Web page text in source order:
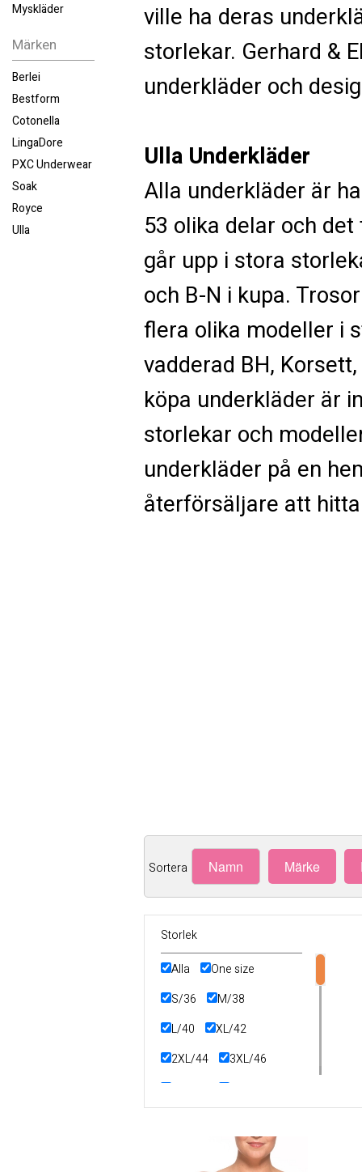
Myskläder
Märken
Berlei
Bestform
Cotonella
LingaDore
PXC Underwear
Soak
Royce
Ulla
ville ha deras
storlekar. Gerhard &
underkläder och
Ulla Underkläder
Alla underkläder är
53 olika delar och
går upp i stora
och B-N i kupa.
flera olika modeller i
vadderad BH,
köpa underkläder är
storlekar och
underkläder på en
återförsäljare att
Sortera Namn Märke
Storlek
Alla
One size
S/36
M/38
L/40
XL/42
2XL/44
3XL/46
9XL/58